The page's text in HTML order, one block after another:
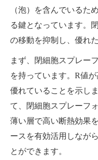
（泡）を含んでいるた
る鍵となっています。
の移動を抑制し、優れ
まず、閉細胞スプレー
を持っています。R値
優れていることを示し
て、閉細胞スプレーフ
薄い層で高い断熱効果
ースを有効活用しなが
とができます。